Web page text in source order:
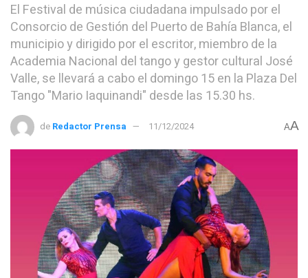
El Festival de música ciudadana impulsado por el
Consorcio de Gestión del Puerto de Bahía Blanca, el
municipio y dirigido por el escritor, miembro de la
Academia Nacional del tango y gestor cultural José
Valle, se llevará a cabo el domingo 15 en la Plaza Del
Tango "Mario Iaquinandi" desde las 15.30 hs.
de Redactor Prensa 11/12/2024 AA